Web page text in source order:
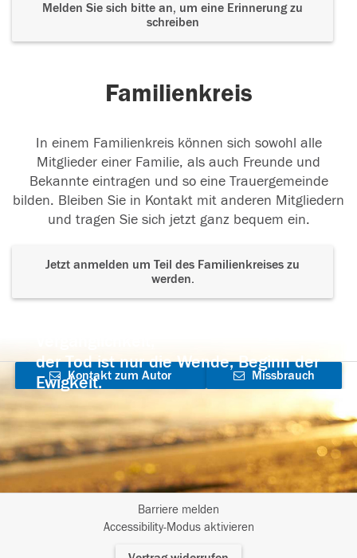
Melden Sie sich bitte an, um eine Erinnerung zu
schreiben
Familienkreis
In einem Familienkreis können sich sowohl alle
Mitglieder einer Familie, als auch Freunde und
Bekannte eintragen und so eine Trauergemeinde
bilden. Bleiben Sie in Kontakt mit anderen Mitgliedern
und tragen Sie sich jetzt ganz bequem ein.
Jetzt anmelden um Teil des Familienkreises zu
werden.
der Tod ist nur die Wende, Beginn der
Ewigkeit.
Kontakt zum Autor
aufnehmen
Missbrauch
Barriere melden
Accessibility-Modus aktivieren